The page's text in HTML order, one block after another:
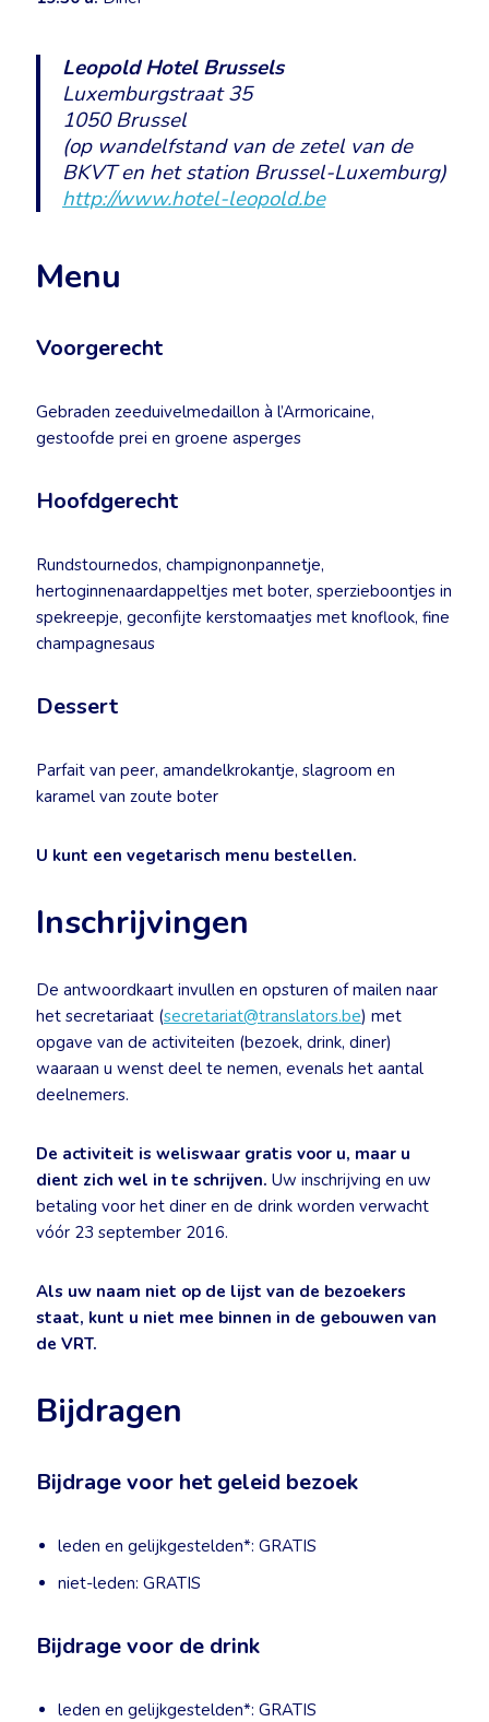
Leopold Hotel Brussels
Luxemburgstraat 35
1050 Brussel
(op wandelfstand van de zetel van de
BKVT en het station Brussel-Luxemburg)
http://www.hotel-leopold.be
Menu
Voorgerecht
Gebraden zeeduivelmedaillon à l’Armoricaine,
gestoofde prei en groene asperges
Hoofdgerecht
Rundstournedos, champignonpannetje,
hertoginnenaardappeltjes met boter, sperzieboontjes in
spekreepje, geconfijte kerstomaatjes met knoflook, fine
champagnesaus
Dessert
Parfait van peer, amandelkrokantje, slagroom en
karamel van zoute boter
U kunt een vegetarisch menu bestellen.
Inschrijvingen
De antwoordkaart invullen en opsturen of mailen naar
het secretariaat (secretariat@translators.be) met
opgave van de activiteiten (bezoek, drink, diner)
waaraan u wenst deel te nemen, evenals het aantal
deelnemers.
De activiteit is weliswaar gratis voor u, maar u
dient zich wel in te schrijven. Uw inschrijving en uw
betaling voor het diner en de drink worden verwacht
vóór 23 september 2016.
Als uw naam niet op de lijst van de bezoekers
staat, kunt u niet mee binnen in de gebouwen van
de VRT.
Bijdragen
Bijdrage voor het geleid bezoek
leden en gelijkgestelden*: GRATIS
niet-leden: GRATIS
Bijdrage voor de drink
leden en gelijkgestelden*: GRATIS